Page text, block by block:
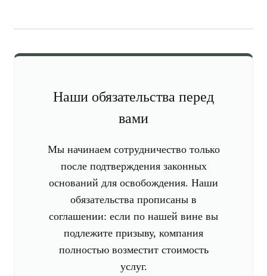
Наши обязательства перед
вами
Мы начинаем сотрудничество только
после подтверждения законных
оснований для освобождения. Наши
обязательства прописаны в
соглашении: если по нашей вине вы
подлежите призыву, компания
полностью возместит стоимость
услуг.